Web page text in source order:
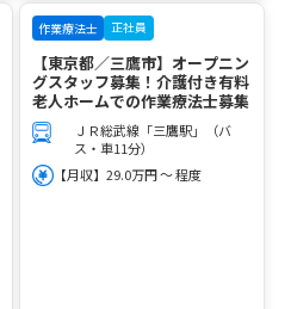
作業療法士 正社員
【東京都／三鷹市】オープニン
グスタッフ募集！介護付き有料
老人ホームでの作業療法士募集
ＪＲ総武線「三鷹駅」（バ
ス・車11分）
【月収】29.0万円 ～ 程度